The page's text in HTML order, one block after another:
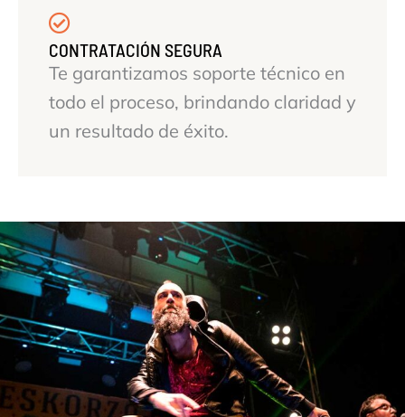
CONTRATACIÓN SEGURA
Te garantizamos soporte técnico en
todo el proceso, brindando claridad y
un resultado de éxito.